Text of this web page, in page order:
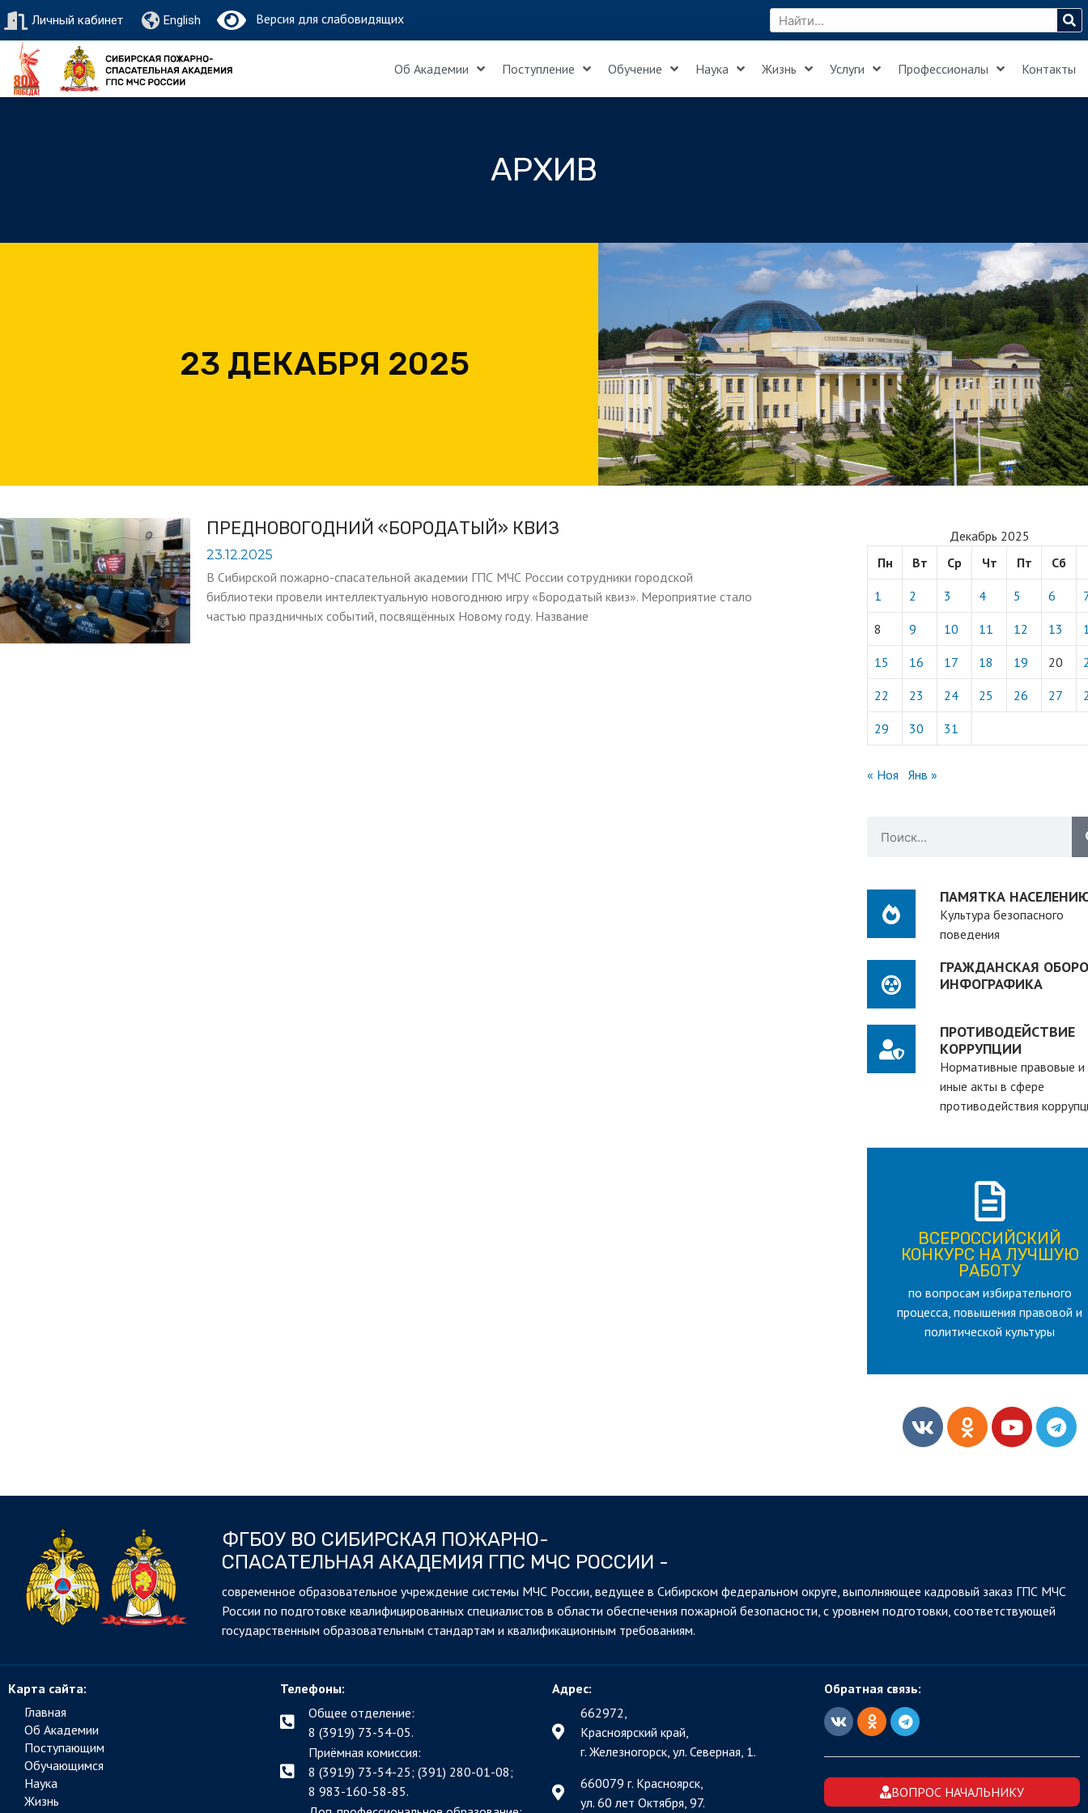
Личный кабинет English Версия для слабовидящих
Об Академии Поступление Обучение Наука Жизнь Услуги Профессионалы Контакты
АРХИВ
23 ДЕКАБРЯ 2025
ПРЕДНОВОГОДНИЙ «БОРОДАТЫЙ» КВИЗ
23.12.2025
В Сибирской пожарно-спасательной академии ГПС МЧС России сотрудники городской
библиотеки провели интеллектуальную новогоднюю игру «Бородатый квиз». Мероприятие стало
частью праздничных событий, посвящённых Новому году. Название
Декабрь 2025
Пн
Вт Ср Чт Пт Сб
1 2 3 4 5 6
8 9 10 11 12 13
15 16 17 18 19 20
22 23 24 25 26 27
29 30 31
« Ноя Янв »
ПАМЯТКА
Культура безопасного
поведения
ГРАЖДАНСКАЯ
ИНФОГРАФИКА
ПРОТИВОДЕЙСТВИЕ
КОРРУПЦИИ
Нормативные правовые и
иные акты в сфере
противодействия
ВСЕРОССИЙСКИЙ
КОНКУРС НА ЛУЧШУЮ
РАБОТУ
по вопросам избирательного
процесса, повышения правовой и
политической культуры
ВСЕРОССИЙСКИЙ
КОНКУРС НА ЛУЧШУЮ
РАБОТУ
для лица старше 18 и моложе 35
лет
ПОДРОБНЕЕ
ФГБОУ ВО СИБИРСКАЯ ПОЖАРНО-
СПАСАТЕЛЬНАЯ АКАДЕМИЯ ГПС МЧС РОССИИ -
cовременное образовательное учреждение системы МЧС России, ведущее в Сибирском федеральном округе, выполняющее кадровый заказ ГПС МЧС
России по подготовке квалифицированных специалистов в области обеспечения пожарной безопасности, с уровнем подготовки, соответствующей
государственным образовательным стандартам и квалификационным требованиям.
Карта сайта:
Главная
Об Академии
Поступающим
Обучающимся
Наука
Жизнь
Телефоны:
Общее отделение:
8 (3919) 73-54-05.
Приёмная комиссия:
8 (3919) 73-54-25; (391) 280-01-08;
8 983-160-58-85.
Адрес:
662972,
Красноярский край,
г. Железногорск, ул. Северная, 1.
660079 г. Красноярск,
ул. 60 лет Октября, 97.
Обратная связь:
ВОПРОС НАЧАЛЬНИКУ